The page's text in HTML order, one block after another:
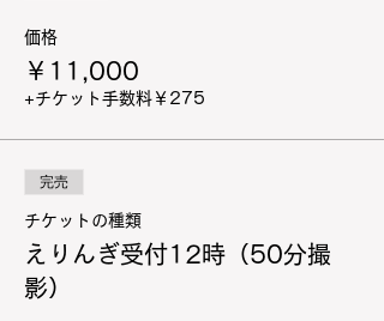
価格
￥11,000
+チケット手数料￥275
完売
チケットの種類
えりんぎ受付12時（50分撮
影）